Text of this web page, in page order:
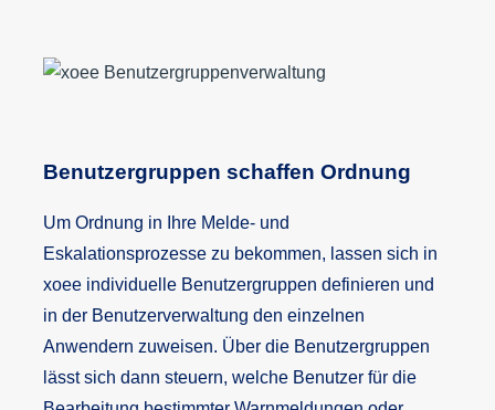
Benutzergruppen schaffen Ordnung
Um Ordnung in Ihre Melde- und
Eskalationsprozesse zu bekommen, lassen sich in
xoee individuelle Benutzergruppen definieren und
in der Benutzerverwaltung den einzelnen
Anwendern zuweisen. Über die Benutzergruppen
lässt sich dann steuern, welche Benutzer für die